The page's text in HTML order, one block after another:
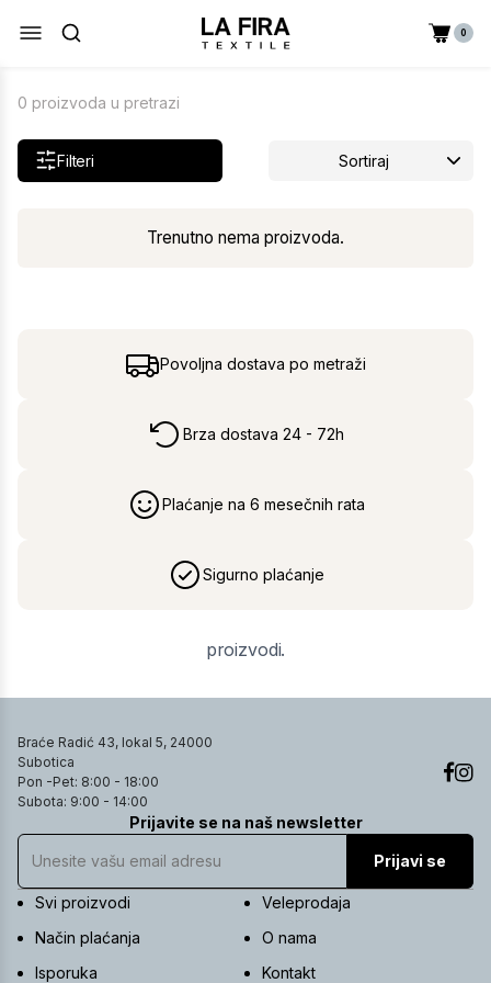
0
0 proizvoda u pretrazi
Filteri Sortiraj
Trenutno nema proizvoda.
Povoljna dostava po metraži
Brza dostava 24 - 72h
Plaćanje na 6 mesečnih rata
Sigurno plaćanje
proizvodi.
Braće Radić 43, lokal 5, 24000
Subotica
Pon -Pet: 8:00 - 18:00
Subota: 9:00 - 14:00
Prijavite se na naš newsletter
Prijavi se
Svi proizvodi
Veleprodaja
Način plaćanja
O nama
Isporuka
Kontakt